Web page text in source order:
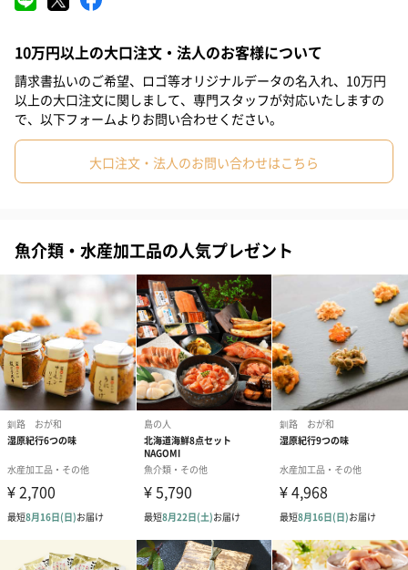
商品を業務間価格でご提供することをスタートしました。
ご家庭で北海道に来た気分を味わっていただけるよう、道内各地
の漁港から水揚げされたピチピチ新鮮な海の幸を最高の鮮度を維
持したままご家庭までお届けします。
【ズワイガニ】は水揚げ後、カニの全てを知り尽くした職人がカ
ニの個体差や大体の身入りなどを考慮し絶妙な塩加減で茹で上げ
ます。
カニは鮮度劣化が素人でも見てとれるほどわかりやすい生き物で
す。
水揚げ後に水槽や生け簀に入れて数日間泳がせていると、狭い環
境に入れられたことからストレスがうまれみるみるうちに痩せて
しまいます。
これが身入りの悪い【ズワイガニ】の原因の一つでもあります。
#女友達 #男友達
#母親 #彼女 #祖父 #上司女性 #上司男性
#同僚男性 #男子大学生 #女子大学生 #弟 #兄 #10代
#20代前半 #20代後半 #30代 #40代
#90代 #60代
10万円以上の大口注文・法人のお客様について
請求書払いのご希望、ロゴ等オリジナルデータの名入れ、10万円
以上の大口注文に関しまして、専門スタッフが対応いたしますの
で、以下フォームよりお問い合わせください。
大口注文・法人のお問い合わせはこちら
魚介類・水産加工品の人気プレゼント